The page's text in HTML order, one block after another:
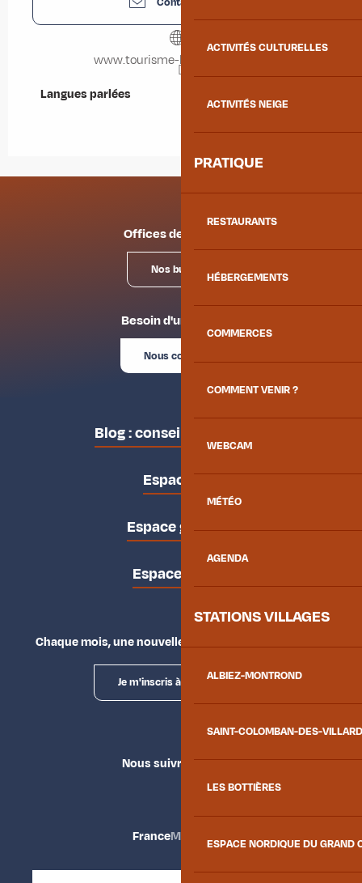
ACTIVITÉS CULTURELLES
ACTIVITÉS NEIGE
PRATIQUE
RESTAURANTS
HÉBERGEMENTS
COMMERCES
COMMENT VENIR ?
WEBCAM
MÉTÉO
AGENDA
STATIONS VILLAGES
ALBIEZ-MONTROND
SAINT-COLOMBAN-DES-
LES BOTTIÈRES
ESPACE NORDIQUE DU GRAND
www.tourisme-la-chambre.com
Langues parlées
Langues parlées
Offices de tourisme
Nos bureaux
Besoin d'un conseil ?
Nous contacter
Blog : conseils des locaux
Espace pro
Espace groupes
Espace presse
Chaque mois, une nouvelle façon d'explorer la vallée.
Je m'inscris à la newsletter
Nous suivre
FranceMaurienne